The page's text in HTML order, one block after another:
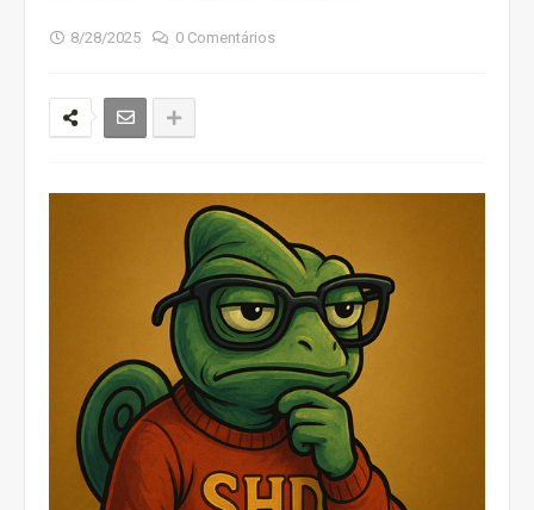
8/28/2025 0 Comentários